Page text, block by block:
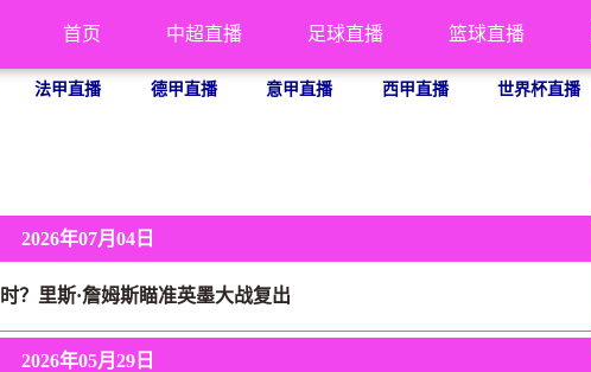
首页 中超直播 足球直播 篮球直播
法甲直播 德甲直播 意甲直播 西甲直播 世界杯直播
2026年07月04日
？里斯·詹姆斯瞄准英墨大战复出
2026年05月29日